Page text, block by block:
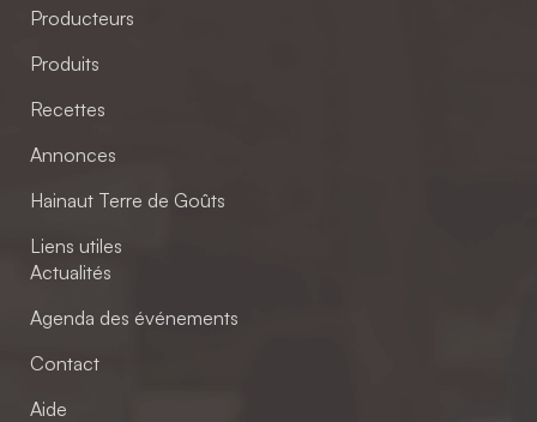
Producteurs
Produits
Recettes
Annonces
Hainaut Terre de Goûts
Liens utiles
Actualités
Agenda des événements
Contact
Aide